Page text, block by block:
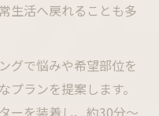
める生活習慣とは
策に有効な工夫
や変化への対応策
じるための秘訣
生活へ戻れることも多
グで悩みや希望部位を
ランを提案します。
ーを装着し、約30分〜